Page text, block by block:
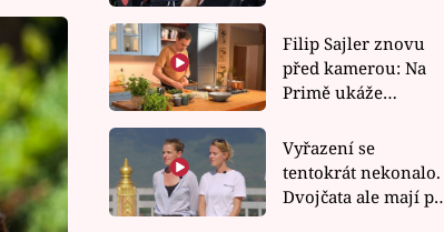
Filip Sajler znovu
před kamerou: Na
Primě ukáže
rychlé recepty
Vyřazení se
tentokrát nekonalo.
Dvojčata ale mají po